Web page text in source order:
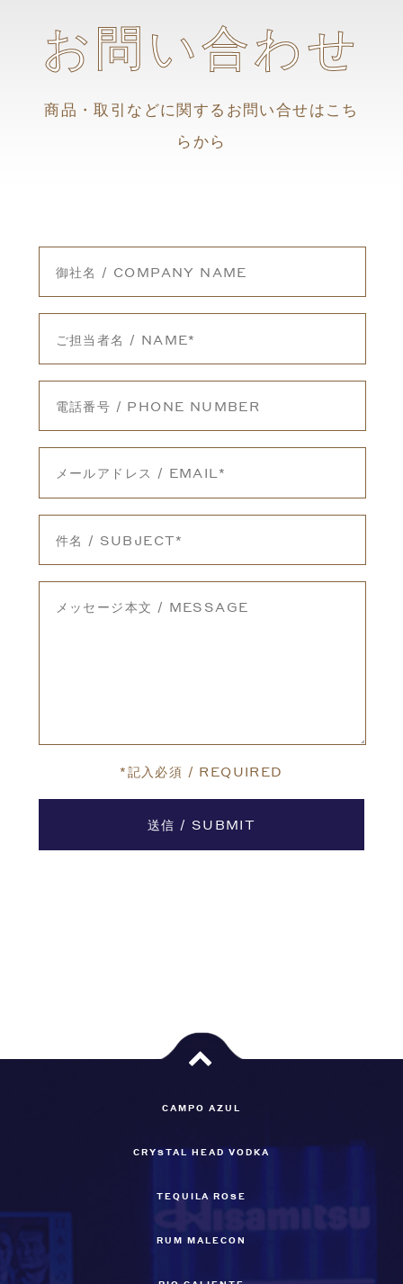
お問い合わせ
商品・取引などに関するお問い合せはこち
らから
*記入必須 / REQUIRED
CAMPO AZUL
CRYSTAL HEAD VODKA
TEQUILA ROSE
RUM MALECON